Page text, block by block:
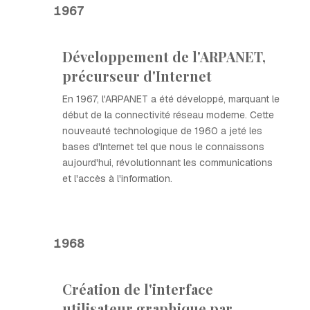
1967
Développement de l'ARPANET,
précurseur d'Internet
En 1967, l'ARPANET a été développé, marquant le
début de la connectivité réseau moderne. Cette
nouveauté technologique de 1960 a jeté les
bases d'Internet tel que nous le connaissons
aujourd'hui, révolutionnant les communications
et l'accès à l'information.
1968
Création de l'interface